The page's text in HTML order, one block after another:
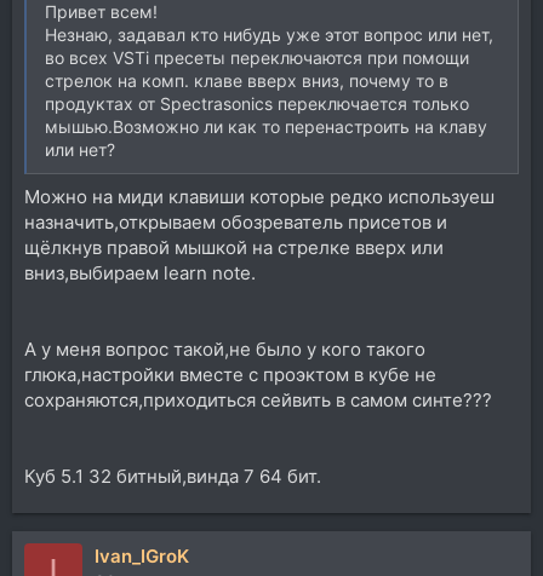
Привет всем!
Незнаю, задавал кто нибудь уже этот вопрос или нет,
во всех VSTi пресеты переключаются при помощи
стрелок на комп. клаве вверх вниз, почему то в
продуктах от Spectrasonics переключается только
мышью.Возможно ли как то перенастроить на клаву
или нет?
Можно на миди клавиши которые редко используеш
назначить,открываем обозреватель присетов и
щёлкнув правой мышкой на стрелке вверх или
вниз,выбираем learn note.
А у меня вопрос такой,не было у кого такого
глюка,настройки вместе с проэктом в кубе не
сохраняются,приходиться сейвить в самом синте???
Куб 5.1 32 битный,винда 7 64 бит.
Ivan_IGroK